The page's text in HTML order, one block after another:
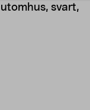
utomhus, svart,